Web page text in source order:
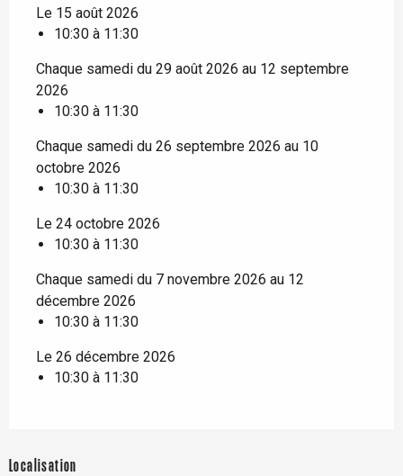
Le 15 août 2026
10:30 à 11:30
Chaque samedi du 29 août 2026 au 12 septembre
2026
10:30 à 11:30
Chaque samedi du 26 septembre 2026 au 10
octobre 2026
10:30 à 11:30
Le 24 octobre 2026
10:30 à 11:30
Chaque samedi du 7 novembre 2026 au 12
décembre 2026
10:30 à 11:30
Le 26 décembre 2026
10:30 à 11:30
Localisation